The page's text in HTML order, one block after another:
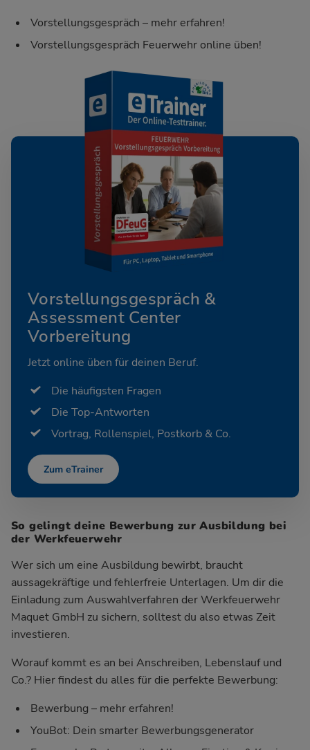
Vorstellungsgespräch – mehr erfahren!
Vorstellungsgespräch Feuerwehr online üben!
Vorstellungsgespräch &
Assessment Center
Vorbereitung
Jetzt online üben für deinen Beruf.
Die häufigsten Fragen
Die Top-Antworten
Vortrag, Rollenspiel, Postkorb & Co.
Zum eTrainer
So gelingt deine Bewerbung zur Ausbildung bei
der Werkfeuerwehr
Wer sich um eine Ausbildung bewirbt, braucht
aussagekräftige und fehlerfreie Unterlagen. Um dir die
Einladung zum Auswahlverfahren der Werkfeuerwehr
Maquet GmbH zu sichern, solltest du also etwas Zeit
investieren.
Worauf kommt es an bei Anschreiben, Lebenslauf und
Co.? Hier findest du alles für die perfekte Bewerbung:
Bewerbung – mehr erfahren!
YouBot: Dein smarter Bewerbungsgenerator